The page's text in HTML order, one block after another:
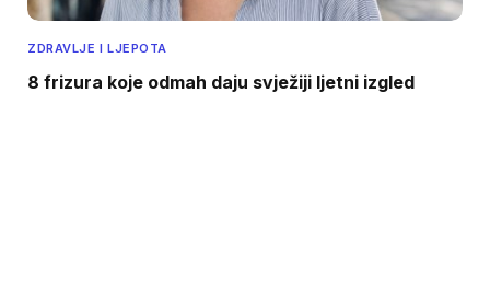
ZDRAVLJE I LJEPOTA
8 frizura koje odmah daju svježiji ljetni izgled